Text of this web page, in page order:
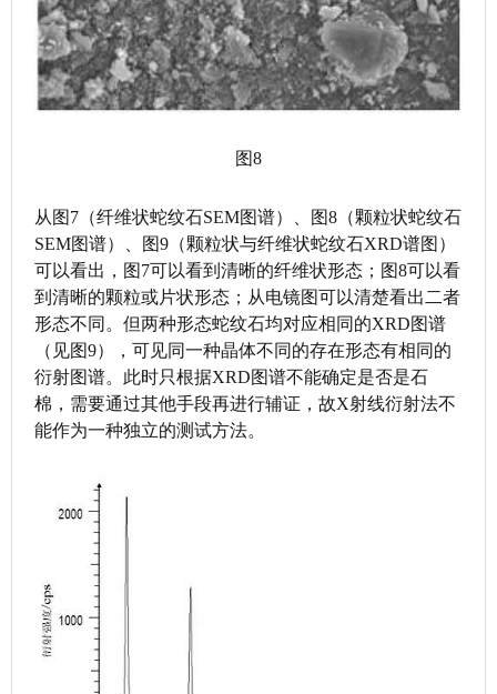
图8
从图7（纤维状蛇纹石SEM图谱）、图8（颗粒状蛇纹石
SEM图谱）、图9（颗粒状与纤维状蛇纹石XRD谱图）
可以看出，图7可以看到清晰的纤维状形态；图8可以看
到清晰的颗粒或片状形态；从电镜图可以清楚看出二者
形态不同。但两种形态蛇纹石均对应相同的XRD图谱
（见图9），可见同一种晶体不同的存在形态有相同的
衍射图谱。此时只根据XRD图谱不能确定是否是石
棉，需要通过其他手段再进行辅证，故X射线衍射法不
能作为一种独立的测试方法。